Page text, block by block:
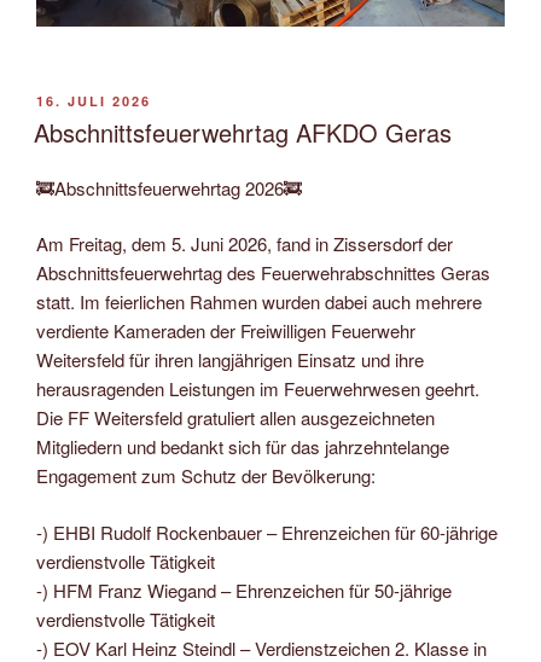
VERÖFFENTLICHT
AM
16. JULI 2026
Abschnittsfeuerwehrtag AFKDO Geras
🚒Abschnittsfeuerwehrtag 2026🚒
Am Freitag, dem 5. Juni 2026, fand in Zissersdorf der
Abschnittsfeuerwehrtag des Feuerwehrabschnittes Geras
statt. Im feierlichen Rahmen wurden dabei auch mehrere
verdiente Kameraden der Freiwilligen Feuerwehr
Weitersfeld für ihren langjährigen Einsatz und ihre
herausragenden Leistungen im Feuerwehrwesen geehrt.
Die FF Weitersfeld gratuliert allen ausgezeichneten
Mitgliedern und bedankt sich für das jahrzehntelange
Engagement zum Schutz der Bevölkerung:
-) EHBI Rudolf Rockenbauer – Ehrenzeichen für 60-jährige
verdienstvolle Tätigkeit
-) HFM Franz Wiegand – Ehrenzeichen für 50-jährige
verdienstvolle Tätigkeit
-) EOV Karl Heinz Steindl – Verdienstzeichen 2. Klasse in